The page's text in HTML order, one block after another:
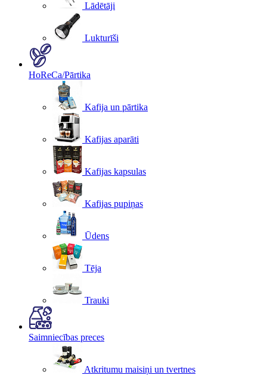
Lādētāji
Lukturīši
HoReCa/Pārtika
Kafija un pārtika
Kafijas aparāti
Kafijas kapsulas
Kafijas pupiņas
Ūdens
Tēja
Trauki
Saimniecības preces
Atkritumu maisiņi un tvertnes